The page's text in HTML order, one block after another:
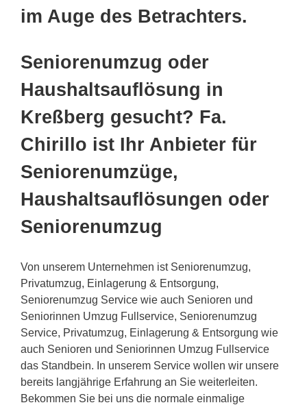
im Auge des Betrachters.
Seniorenumzug oder
Haushaltsauflösung in
Kreßberg gesucht? Fa.
Chirillo ist Ihr Anbieter für
Seniorenumzüge,
Haushaltsauflösungen oder
Seniorenumzug
Von unserem Unternehmen ist Seniorenumzug,
Privatumzug, Einlagerung & Entsorgung,
Seniorenumzug Service wie auch Senioren und
Seniorinnen Umzug Fullservice, Seniorenumzug
Service, Privatumzug, Einlagerung & Entsorgung wie
auch Senioren und Seniorinnen Umzug Fullservice
das Standbein. In unserem Service wollen wir unsere
bereits langjährige Erfahrung an Sie weiterleiten.
Bekommen Sie bei uns die normale einmalige